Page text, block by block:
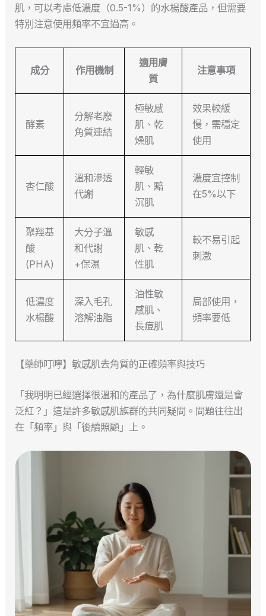
肌，可以考慮低濃度（0.5-1%）的水楊酸產品，但需要
特別注意使用頻率不宜過高。
成分 作用機制
適用膚
質
注意事項
酵素
分解老廢
角質連結
極敏感
肌、乾
燥肌
效果較緩
慢，需穩定
使用
杏仁酸
溫和滲透
代謝
輕敏
肌、黯
沉肌
濃度宜控制
在5%以下
聚羥基
酸
(PHA)
大分子溫
和代謝
+保濕
敏感
肌、乾
性肌
較不易引起
刺激
低濃度
水楊酸
深入毛孔
溶解油脂
油性敏
感肌、
長痘肌
局部使用，
頻率要低
【藥師叮嚀】敏感肌去角質的正確頻率與技巧
「我明明已經選擇很溫和的產品了，為什麼肌膚還是會
泛紅？」這是許多敏感肌族群的共同疑問。問題往往出
在「頻率」與「後續照顧」上。